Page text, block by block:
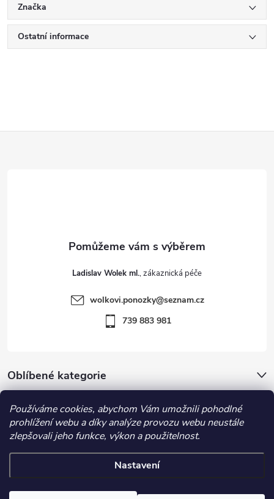
Používáme cookies, abychom Vám umožnili pohodlné
prohlížení webu a díky analýze provozu webu neustále
zlepšovali jeho funkce, výkon a použitelnost.
Nastavení
Značka
Ostatní informace
Oblíbené kategorie
Důležité informace
Ladislav Wolek ml.
wolkovi.ponozky@seznam.cz
739 883 981
nastavení cookies